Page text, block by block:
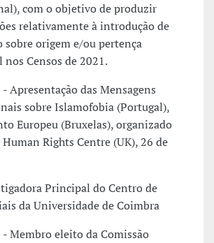
com o objetivo de produzir
relativamente à introdução de
sobre origem e/ou pertença
Censos de 2021.
Apresentação das Mensagens
sobre Islamofobia (Portugal),
Europeu (Bruxelas), organizado
Rights Centre (UK), 26 de
Principal do Centro de
da Universidade de Coimbra
Membro eleito da Comissão